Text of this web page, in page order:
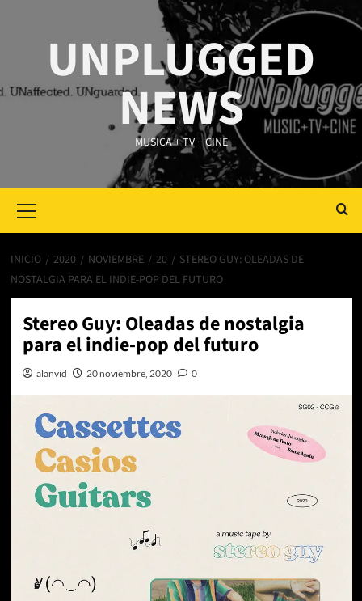
UNPLUGGED
NEWS
MUSICA + TV + CINE
Menu
INICIO 2020 NOVIEMBRE 20
STEREO GUY: OLEADAS DE
NOSTALGIA PARA EL INDIE-POP DEL FUTURO
Stereo Guy: Oleadas de nostalgia
para el indie-pop del futuro
alanvid 20 noviembre, 2020 0